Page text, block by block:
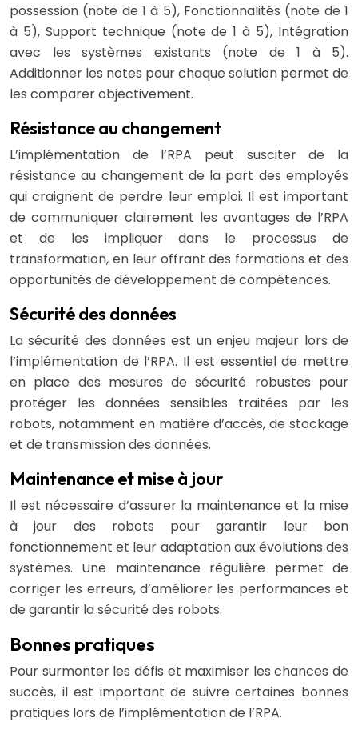
possession (note de 1 à 5), Fonctionnalités (note de 1
à 5), Support technique (note de 1 à 5), Intégration
avec les systèmes existants (note de 1 à 5).
Additionner les notes pour chaque solution permet de
les comparer objectivement.
Résistance au changement
L’implémentation de l’RPA peut susciter de la
résistance au changement de la part des employés
qui craignent de perdre leur emploi. Il est important
de communiquer clairement les avantages de l’RPA
et de les impliquer dans le processus de
transformation, en leur offrant des formations et des
opportunités de développement de compétences.
Sécurité des données
La sécurité des données est un enjeu majeur lors de
l’implémentation de l’RPA. Il est essentiel de mettre
en place des mesures de sécurité robustes pour
protéger les données sensibles traitées par les
robots, notamment en matière d’accès, de stockage
et de transmission des données.
Maintenance et mise à jour
Il est nécessaire d’assurer la maintenance et la mise
à jour des robots pour garantir leur bon
fonctionnement et leur adaptation aux évolutions des
systèmes. Une maintenance régulière permet de
corriger les erreurs, d’améliorer les performances et
de garantir la sécurité des robots.
Bonnes pratiques
Pour surmonter les défis et maximiser les chances de
succès, il est important de suivre certaines bonnes
pratiques lors de l’implémentation de l’RPA.